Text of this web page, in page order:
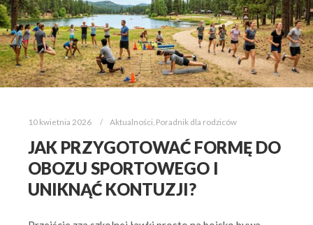
10 kwietnia 2026 Aktualności Poradnik dla rodziców
JAK PRZYGOTOWAĆ FORMĘ DO
OBOZU SPORTOWEGO I
UNIKNĄĆ KONTUZJI?